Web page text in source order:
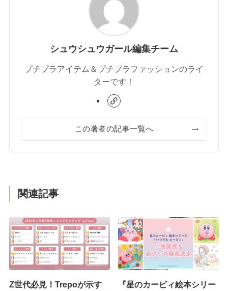
シュウシュウガール編集チーム
プチプラアイテム＆プチプラファッションのライ
ターです！
この著者の記事一覧へ
関連記事
Z世代必見！Trepoが示す
『星のカービィ絵本シリー